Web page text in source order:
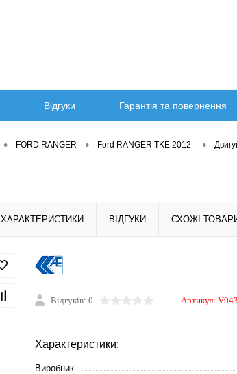
Відгуки Гарантія та повернення
• FORD RANGER • Ford RANGER TKE 2012- •
ХАРАКТЕРИСТИКИ ВІДГУКИ СХОЖІ
Відгуків: 0 Артикул:
Характеристики:
Виробник